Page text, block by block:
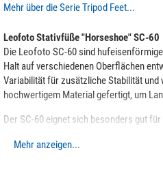
Mehr über die Serie Tripod Feet...
Leofoto Stativfüße "Horseshoe" SC-60
Die Leofoto SC-60 sind
Halt auf verschiedenen Oberflächen
Variabilität für zusätzliche Stabilität und
hochwertigem Material gefertigt, um
Der SC-60 eignet sich besonders gut
Mehr anzeigen...